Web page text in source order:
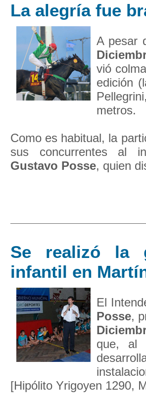
La alegría fue
A pesar
vió
edición
metros.
Como es habitual, la
sus concurrentes al
Gustavo Posse, quien
Se realizó la
infantil en
El
Posse,
que, al
[Hipólito Yrigoyen 1290,